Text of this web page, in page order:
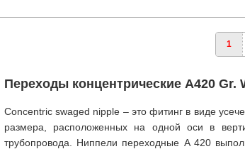
1
Переходы концентрические A420 Gr.
Concentric swaged nipple – это фитинг в виде
размера, расположенных на одной оси в
трубопровода. Ниппели переходные A 420